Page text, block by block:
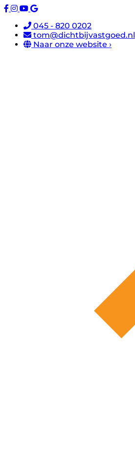
045 - 820 0202
tom@dichtbijvastgoed.nl
Naar onze website ›